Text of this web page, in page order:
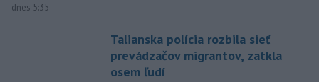
dnes 5:35
Talianska polícia rozbila sieť
prevádzačov migrantov, zatkla
osem ľudí